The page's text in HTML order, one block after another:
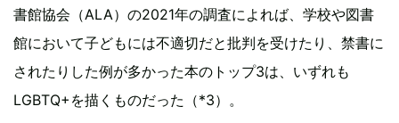
書館協会（ALA）の2021年の調査によれば、学校や図書
館において子どもには不適切だと批判を受けたり、禁書に
されたりした例が多かった本のトップ3は、いずれも
LGBTQ+を描くものだった（*3）。